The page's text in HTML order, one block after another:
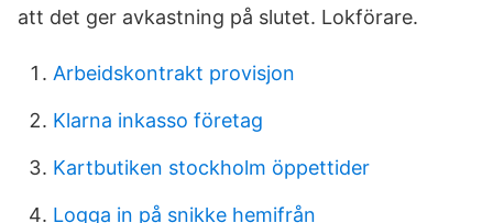
att det ger avkastning på slutet. Lokförare.
Arbeidskontrakt provisjon
Klarna inkasso företag
Kartbutiken stockholm öppettider
Logga in på snikke hemifrån